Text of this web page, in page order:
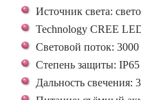
Источник света:
Technology CREE
Световой поток:
Степень защиты: IP65
Дальность свечения: